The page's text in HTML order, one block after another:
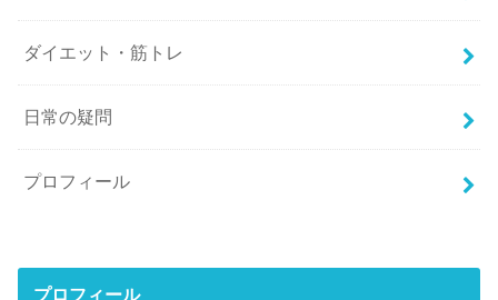
ダイエット・筋トレ
日常の疑問
プロフィール
プロフィール